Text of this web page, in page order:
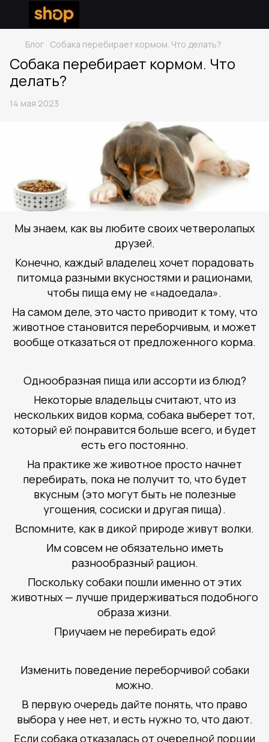
Блог Собака перебирает кормом. Что делать?
Собака перебирает кормом. Что
делать?
14 мая 2023
Мы знаем, как вы любите своих четверолапых
друзей.
Конечно, каждый владелец хочет порадовать
питомца разными вкусностями и рационами,
чтобы пища ему не «надоедала».
На самом деле, это часто приводит к тому, что
животное становится переборчивым, и может
вообще отказаться от предложенного корма.
Однообразная пища или ассорти из блюд?
Некоторые владельцы считают, что из
нескольких видов корма, собака выберет тот,
который ей понравится больше всего, и будет
есть его постоянно.
На практике же животное просто начнет
перебирать, пока не получит то, что будет
вкусным (это могут быть не полезные
угощения, сосиски и другая пища).
Вспомните, как в дикой природе живут волки.
Им совсем не обязательно иметь
разнообразный рацион.
Поскольку собаки пошли именно от этих
животных — лучше придерживаться подобного
образа жизни.
Приучаем не перебирать едой
Изменить поведение переборчивой собаки
можно.
В первую очередь дайте понять, что право
выбора у нее нет, и есть нужно то, что дают.
Если собака отказалась от очередной порции